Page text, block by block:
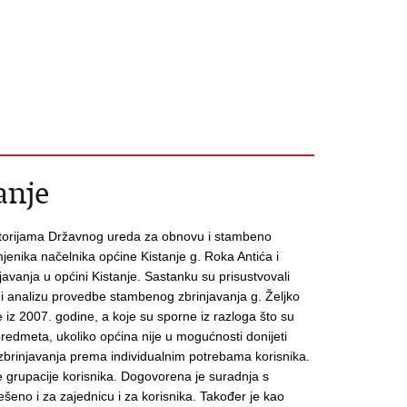
Državnog ureda za obnovu i stambeno
načelnika općine Kistanje g. Roka Antića i
u općini Kistanje. Sastanku su prisustvovali
provedbe stambenog zbrinjavanja g. Željko
2007. godine, a koje su sporne iz razloga što su
ukoliko općina nije u mogućnosti donijeti
prema individualnim potrebama korisnika.
korisnika.
Dogovorena je suradnja s
i za zajednicu i za korisnika. Također je kao